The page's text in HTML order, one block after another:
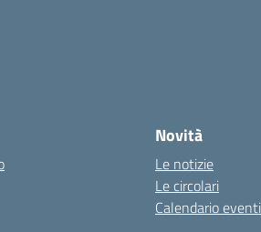
Novità
Le notizie
Le circolari
Calendario eventi